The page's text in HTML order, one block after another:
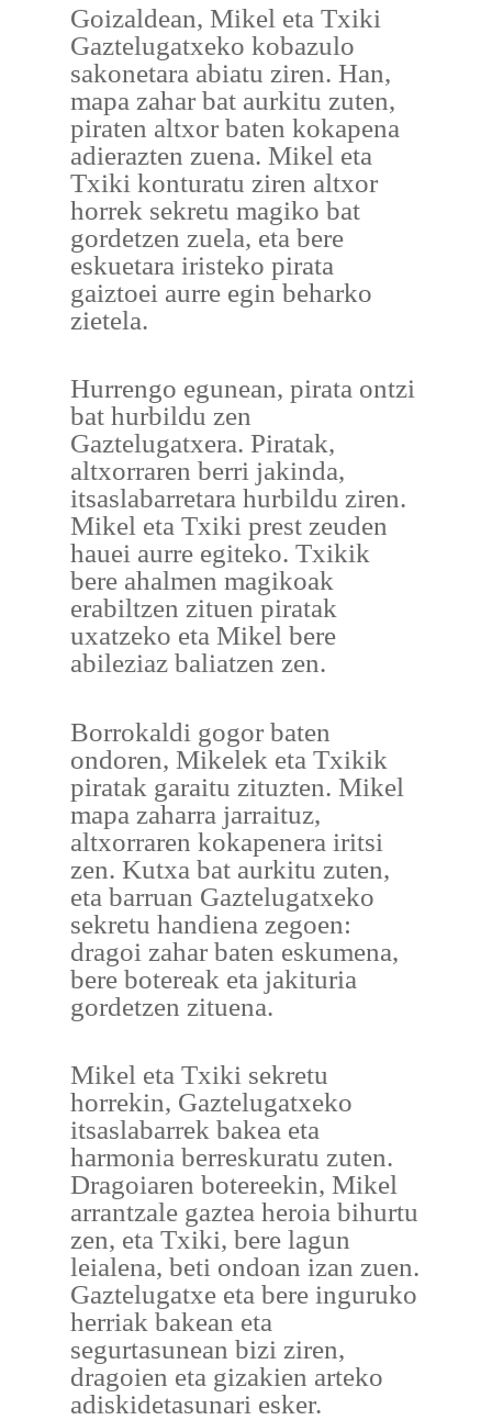
Goizaldean, Mikel eta Txiki
Gaztelugatxeko kobazulo
sakonetara abiatu ziren. Han,
mapa zahar bat aurkitu zuten,
piraten altxor baten kokapena
adierazten zuena. Mikel eta
Txiki konturatu ziren altxor
horrek sekretu magiko bat
gordetzen zuela, eta bere
eskuetara iristeko pirata
gaiztoei aurre egin beharko
zietela.
Hurrengo egunean, pirata ontzi
bat hurbildu zen
Gaztelugatxera. Piratak,
altxorraren berri jakinda,
itsaslabarretara hurbildu ziren.
Mikel eta Txiki prest zeuden
hauei aurre egiteko. Txikik
bere ahalmen magikoak
erabiltzen zituen piratak
uxatzeko eta Mikel bere
abileziaz baliatzen zen.
Borrokaldi gogor baten
ondoren, Mikelek eta Txikik
piratak garaitu zituzten. Mikel
mapa zaharra jarraituz,
altxorraren kokapenera iritsi
zen. Kutxa bat aurkitu zuten,
eta barruan Gaztelugatxeko
sekretu handiena zegoen:
dragoi zahar baten eskumena,
bere botereak eta jakituria
gordetzen zituena.
Mikel eta Txiki sekretu
horrekin, Gaztelugatxeko
itsaslabarrek bakea eta
harmonia berreskuratu zuten.
Dragoiaren botereekin, Mikel
arrantzale gaztea heroia bihurtu
zen, eta Txiki, bere lagun
leialena, beti ondoan izan zuen.
Gaztelugatxe eta bere inguruko
herriak bakean eta
segurtasunean bizi ziren,
dragoien eta gizakien arteko
adiskidetasunari esker.